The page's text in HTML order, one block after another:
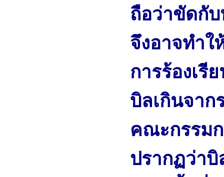
ถือว่าขัดกั
จึงอาจทำใ
การร้องเรี
บิลเกินจาก
คณะกรรม
ปรากฏว่าบิ